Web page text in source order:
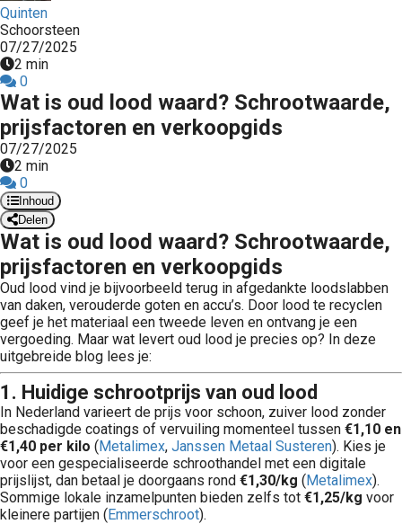
Quinten
Schoorsteen
07/27/2025
2 min
0
Wat is oud lood waard? Schrootwaarde,
prijsfactoren en verkoopgids
07/27/2025
2 min
0
Inhoud
Delen
Wat is oud lood waard? Schrootwaarde,
prijsfactoren en verkoopgids
Oud lood vind je bijvoorbeeld terug in afgedankte loodslabben
van daken, verouderde goten en accu’s. Door lood te recyclen
geef je het materiaal een tweede leven en ontvang je een
vergoeding. Maar wat levert oud lood je precies op? In deze
uitgebreide blog lees je:
1. Huidige schrootprijs van oud lood
In Nederland varieert de prijs voor schoon, zuiver lood zonder
beschadigde coatings of vervuiling momenteel tussen €1,10 en
€1,40 per kilo (Metalimex, Janssen Metaal Susteren). Kies je
voor een gespecialiseerde schroothandel met een digitale
prijslijst, dan betaal je doorgaans rond €1,30/kg (Metalimex).
Sommige lokale inzamelpunten bieden zelfs tot €1,25/kg voor
kleinere partijen (Emmerschroot).